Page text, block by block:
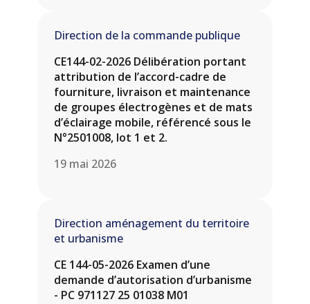
Direction de la commande publique
CE144-02-2026 Délibération portant
attribution de l’accord-cadre de
fourniture, livraison et maintenance
de groupes électrogènes et de mats
d’éclairage mobile, référencé sous le
N°2501008, lot 1 et 2.
19 mai 2026
Direction aménagement du territoire
et urbanisme
CE 144-05-2026 Examen d’une
demande d’autorisation d’urbanisme
- PC 971127 25 01038 M01